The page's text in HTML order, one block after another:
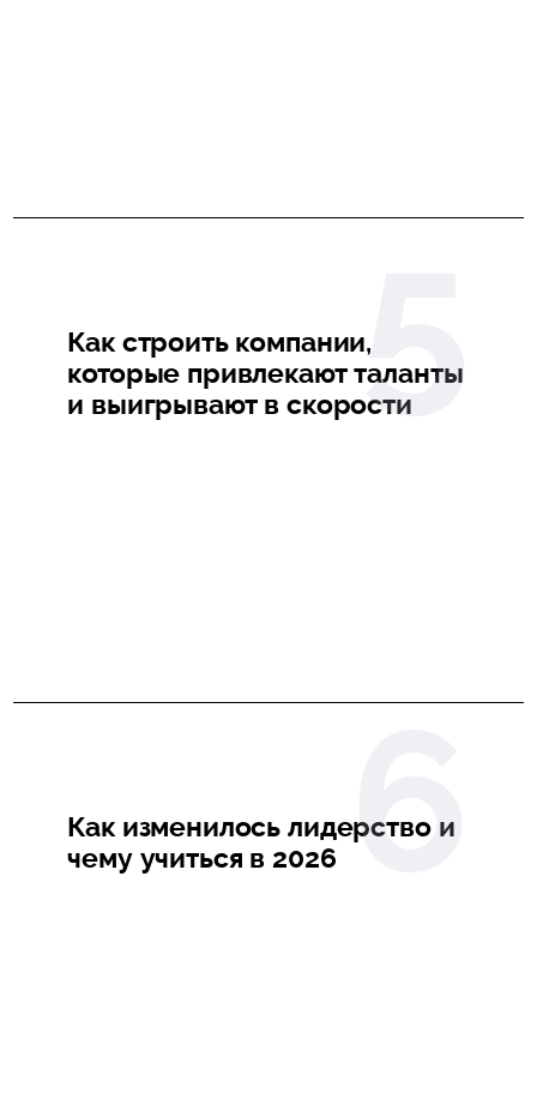
Как строить компании,
которые привлекают таланты
и выигрывают в скорости
Как изменилось лидерство и
чему учиться в 2026